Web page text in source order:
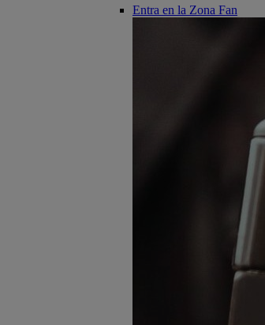
Entra en la Zona Fan